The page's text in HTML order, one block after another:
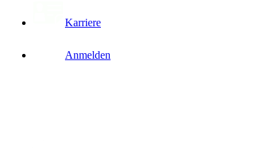
Karriere
Anmelden